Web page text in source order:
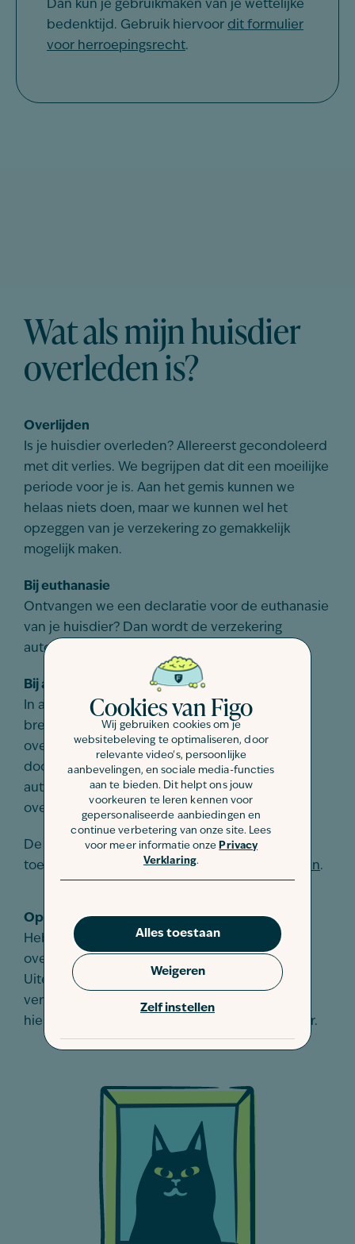
Cookies van Figo
Wij gebruiken cookies om je
websitebeleving te optimaliseren, door
relevante video's, persoonlijke
aanbevelingen, en sociale media-functies
aan te bieden. Dit helpt ons jouw
voorkeuren te leren kennen voor
gepersonaliseerde aanbiedingen en
continue verbetering van onze site. Lees
voor meer informatie onze Privacy
Verklaring.
Alles toestaan
Zelf instellen
Weigeren
Dan kun je gebruikmaken van je wettelijke
bedenktijd. Gebruik hiervoor dit formulier
voor herroepingsrecht.
Wat als mijn huisdier
overleden is?
Overlijden
Is je huisdier overleden? Allereerst gecondoleerd
met dit verlies. We begrijpen dat dit een moeilijke
periode voor je is. Aan het gemis kunnen we
helaas niets doen, maar we kunnen wel het
opzeggen van je verzekering zo gemakkelijk
mogelijk maken.
Bij euthanasie
Ontvangen we een declaratie voor de euthanasie
van je huisdier? Dan wordt de verzekering
automatisch beëindigd.
Bij andere vormen van overlijden
In andere gevallen moet je ons op de hoogte
brengen van het overlijden. Zodra we een
overlijdensakte ontvangen die ondertekend is
door de dierenarts, wordt de verzekering
automatisch beëindigd op de dag na het
overlijden van je huisdier.
De overlijdensakte kun je het gemakkelijkst
toesturen door
ons contactformulier in te vullen.
Openstaande declaraties
Heb je nog openstaande declaraties van je
overleden huisdier? Bijvoorbeeld de crematie.
Uiteraard kan je deze na het beëindigen van je
verzekering nog steeds indienen. We hanteren
hier wel een termijn van maximaal één jaar voor.